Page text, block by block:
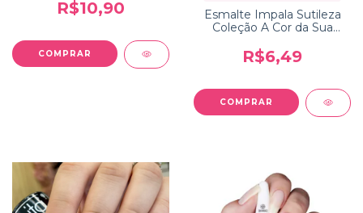
R$10,90
Esmalte Impala Sutileza
Coleção A Cor da Sua
R$6,49